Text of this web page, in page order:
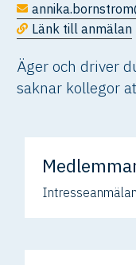
Länk till anmälan
Äger och driver
saknar kollegor
Intresseanmälan